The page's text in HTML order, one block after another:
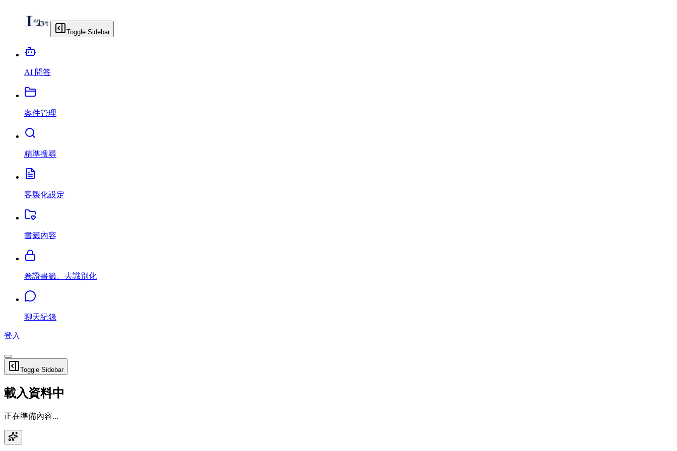
Toggle Sidebar
AI 問答
案件管理
精準搜尋
客製化設定
書籤內容
卷證書籤、去識別化
聊天紀錄
登入
Toggle Sidebar
載入資料中
正在準備內容...